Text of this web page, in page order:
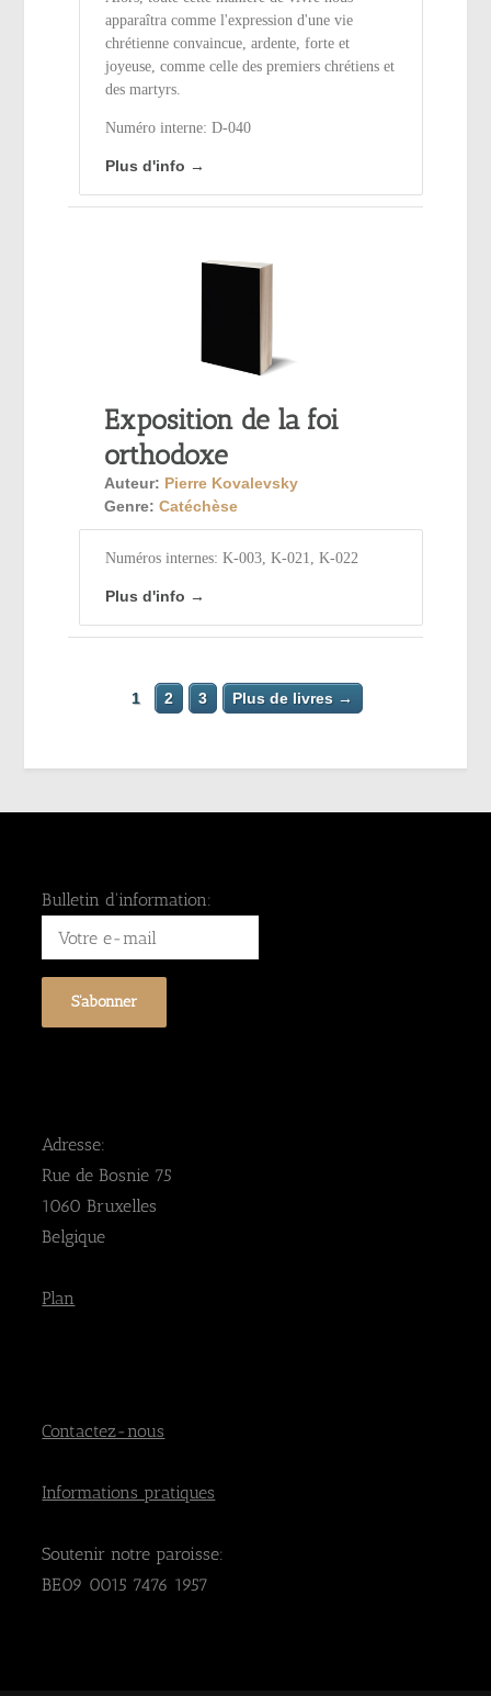
apparaîtra comme l'expression d'une vie
chrétienne convaincue, ardente, forte et
joyeuse, comme celle des premiers chrétiens et
des martyrs.
Numéro interne: D-040
Plus d'info →
Exposition de la foi
orthodoxe
Auteur: Pierre Kovalevsky
Genre: Catéchèse
Numéros internes: K-003, K-021, K-022
Plus d'info →
1 2 3 Plus de livres →
Bulletin d'information:
Adresse:
Rue de Bosnie 75
1060 Bruxelles
Belgique
Plan
Contactez-nous
Informations pratiques
Soutenir notre paroisse:
BE09 0015 7476 1957